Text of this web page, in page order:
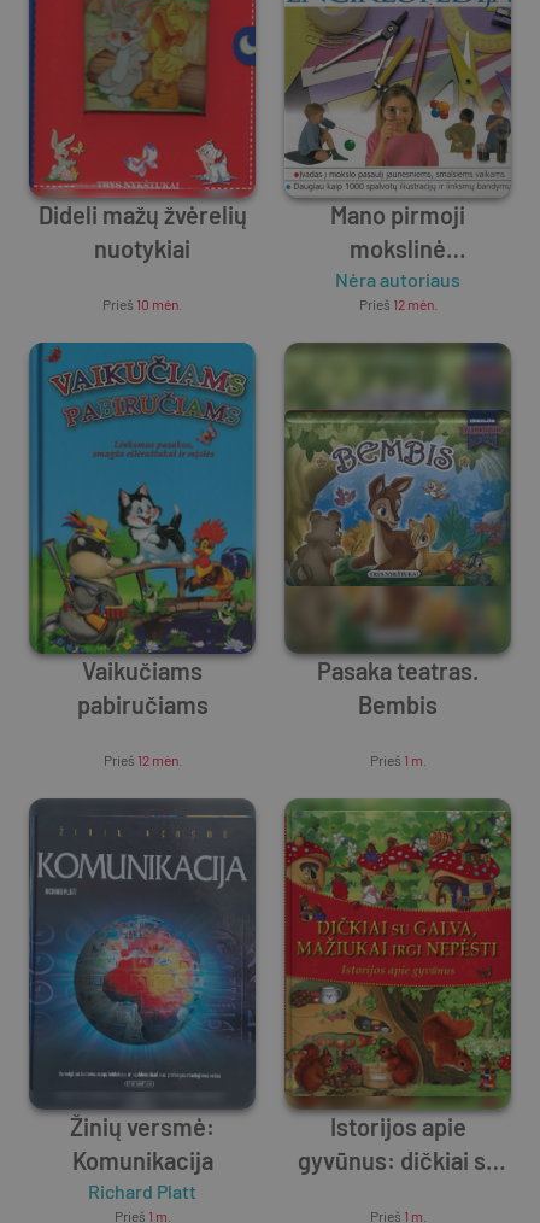
Dideli mažų žvėrelių
nuotykiai
Prieš 10 mėn.
Mano pirmoji
mokslinė
enciklopedija
Nėra autoriaus
Prieš 12 mėn.
Vaikučiams
pabiručiams
Prieš 12 mėn.
Pasaka teatras.
Bembis
Prieš 1 m.
Žinių versmė:
Komunikacija
Richard Platt
Prieš 1 m.
Istorijos apie
gyvūnus: dičkiai su
Prieš 1 m.